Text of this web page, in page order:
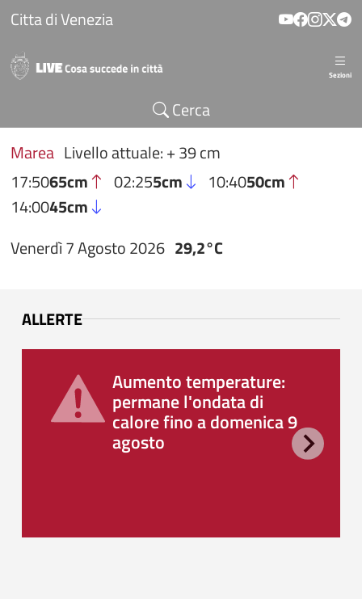
Salta al contenuto principale
Citta di Venezia
Sezioni
Cerca
Marea Livello attuale: + 39 cm
17:5065cm 02:255cm 10:4050cm
14:0045cm
Venerdì 7 Agosto 2026 29,2°C
ALLERTE
Aumento temperature:
permane l'ondata di
calore fino a domenica 9
agosto